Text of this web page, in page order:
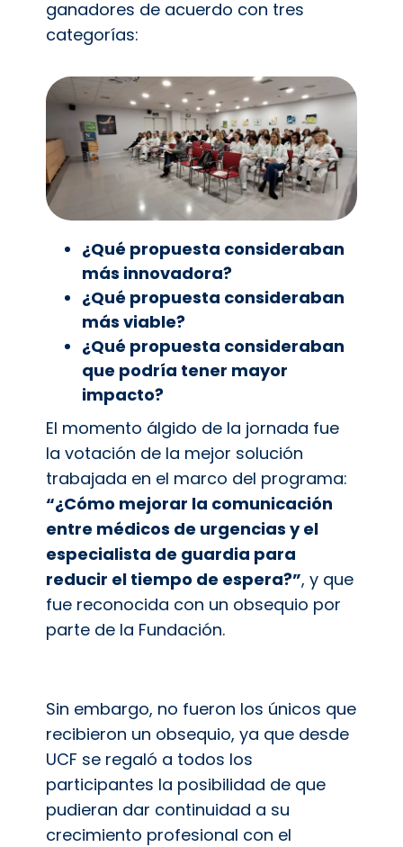
ganadores de acuerdo con tres
categorías:
¿Qué propuesta consideraban
más innovadora?
¿Qué propuesta consideraban
más viable?
¿Qué propuesta consideraban
que podría tener mayor
impacto?
El momento álgido de la jornada fue
la votación de la mejor solución
trabajada en el marco del programa:
“¿Cómo mejorar la comunicación
entre médicos de urgencias y el
especialista de guardia para
reducir el tiempo de espera?”, y que
fue reconocida con un obsequio por
parte de la Fundación.
Sin embargo, no fueron los únicos que
recibieron un obsequio, ya que desde
UCF se regaló a todos los
participantes la posibilidad de que
pudieran dar continuidad a su
crecimiento profesional con el